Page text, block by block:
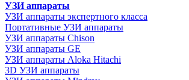
УЗИ аппараты
УЗИ аппараты экспертного класса
Портативные УЗИ аппараты
УЗИ аппараты Chison
УЗИ аппараты GE
УЗИ аппараты Aloka Hitachi
3D УЗИ аппараты